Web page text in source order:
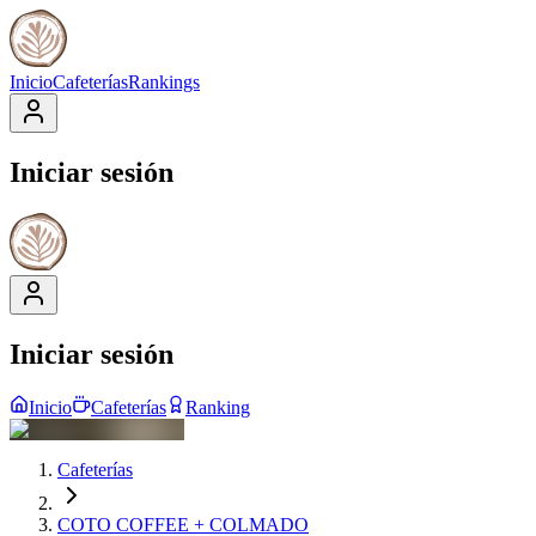
InicioCafeteríasRankings
Iniciar sesión
Iniciar sesión
Inicio Cafeterías Ranking
Cafeterías
COTO COFFEE + COLMADO